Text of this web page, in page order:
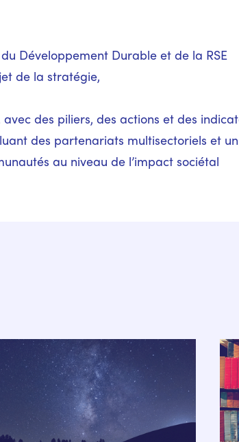
Développement Durable et de la RSE
de la stratégie,
des piliers, des actions et des
des partenariats multisectoriels et
au niveau de l’impact sociétal